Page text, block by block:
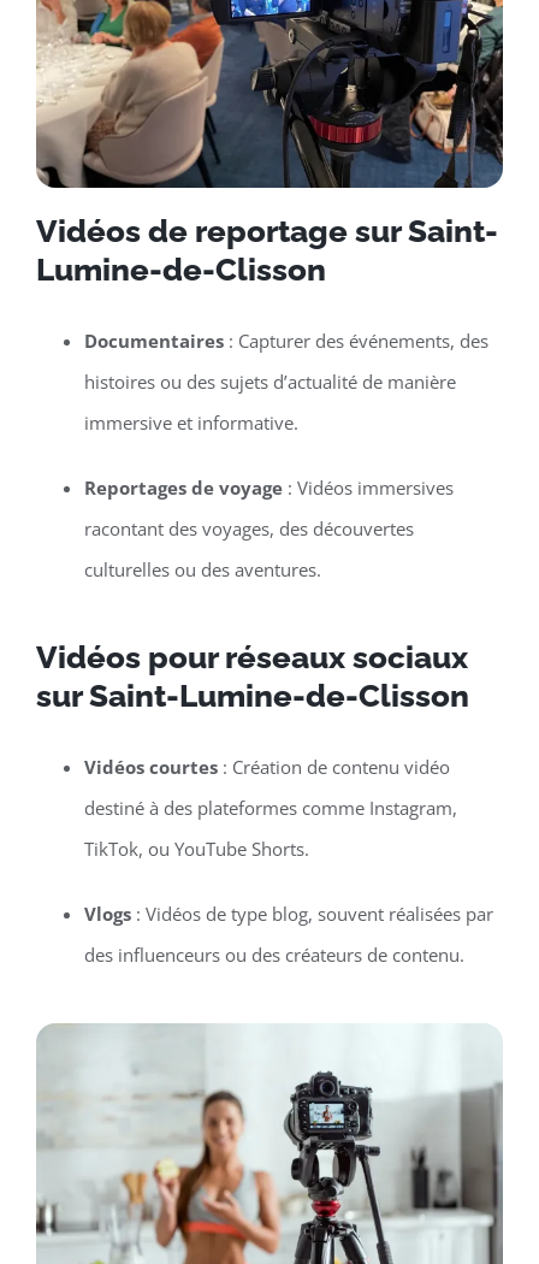
Vidéos de reportage sur Saint-
Lumine-de-Clisson
Documentaires: Capturer des événements, des
histoires ou des sujets d’actualité de manière
immersive et informative.
Reportages de voyage: Vidéos immersives
racontant des voyages, des découvertes
culturelles ou des aventures.
Vidéos pour réseaux sociaux
sur Saint-Lumine-de-Clisson
Vidéos courtes: Création de contenu vidéo
destiné à des plateformes comme Instagram,
TikTok, ou YouTube Shorts.
Vlogs: Vidéos de type blog, souvent réalisées par
des influenceurs ou des créateurs de contenu.